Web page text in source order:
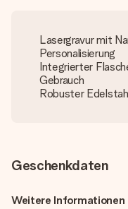
Lasergravur mit
Personalisierung
Integrierter
Gebrauch
Robuster
Geschenkdaten
Weitere Informationen